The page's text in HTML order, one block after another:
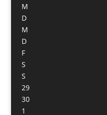
M
D
M
D
F
S
S
29
30
1